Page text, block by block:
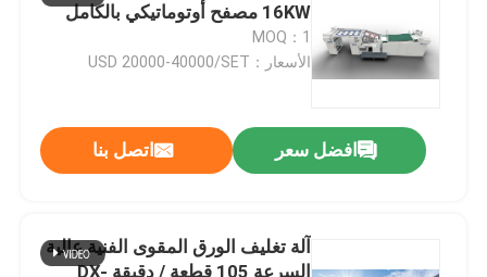
16KW مصفح أوتوماتيكي بالكامل
MOQ：1
الأسعار：USD 20000-40000/SET
افضل سعر اتصل بنا
آلة تغليف الورق المقوى الفنية عالية
السرعة 105 قطعة / دقيقة DX-